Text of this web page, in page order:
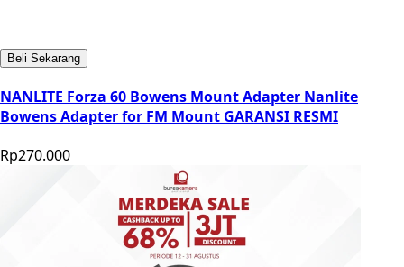
Beli Sekarang
NANLITE Forza 60 Bowens Mount Adapter Nanlite
Bowens Adapter for FM Mount GARANSI RESMI
Rp270.000